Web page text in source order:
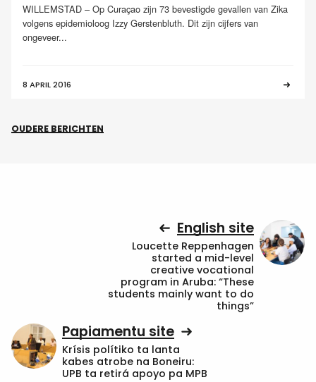
WILLEMSTAD – Op Curaçao zijn 73 bevestigde gevallen van Zika
volgens epidemioloog Izzy Gerstenbluth. Dit zijn cijfers van
ongeveer...
8 APRIL 2016
OUDERE BERICHTEN
English site
Loucette Reppenhagen
started a mid-level
creative vocational
program in Aruba: “These
students mainly want to do
things”
Papiamentu site
Krísis polítiko ta lanta
kabes atrobe na Boneiru:
UPB ta retirá apoyo pa MPB